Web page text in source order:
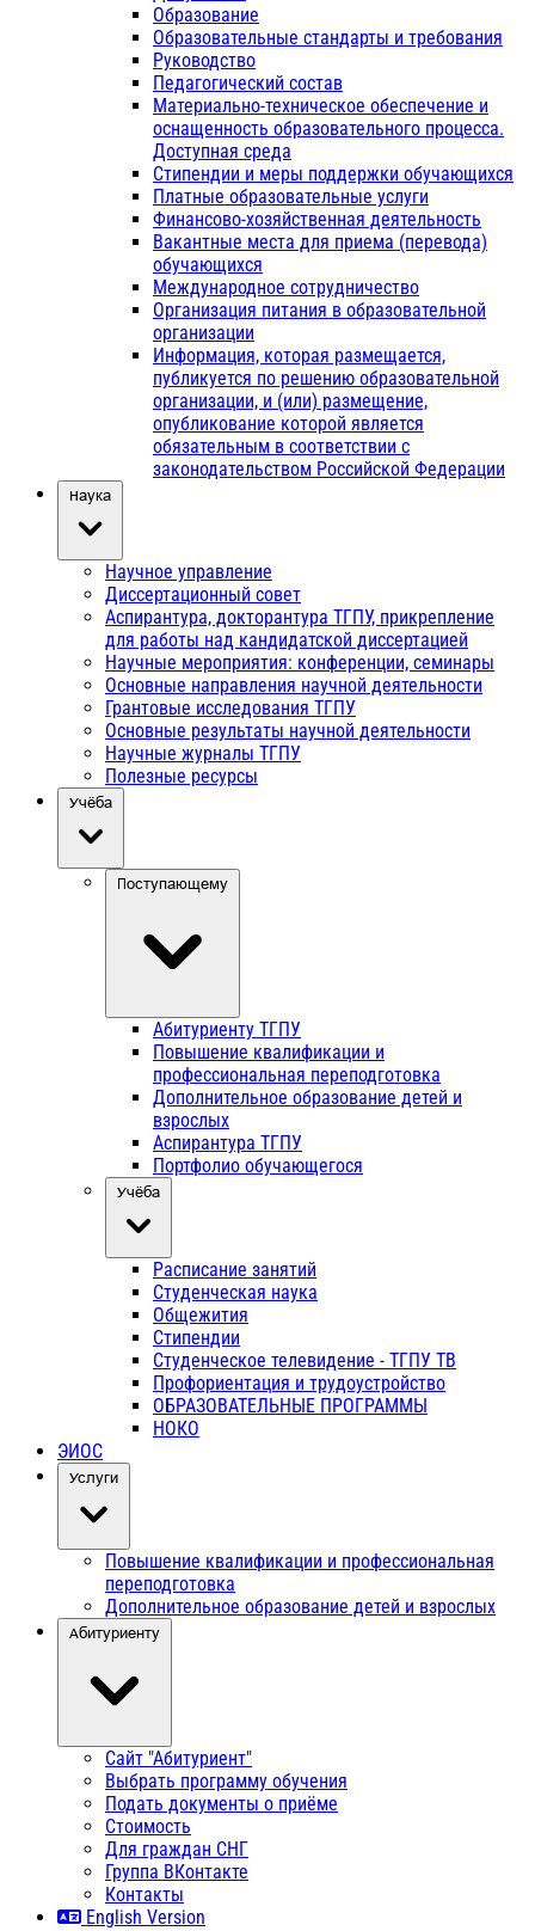
Образование
Образовательные стандарты и требования
Руководство
Педагогический состав
Материально-техническое обеспечение и
оснащенность образовательного процесса.
Доступная среда
Стипендии и меры поддержки обучающихся
Платные образовательные услуги
Финансово-хозяйственная деятельность
Вакантные места для приема (перевода)
обучающихся
Международное сотрудничество
Организация питания в образовательной
организации
Информация, которая размещается,
публикуется по решению образовательной
организации, и (или) размещение,
опубликование которой является
обязательным в соответствии с
законодательством Российской Федерации
Наука
Научное управление
Диссертационный совет
Аспирантура, докторантура ТГПУ, прикрепление
для работы над кандидатской диссертацией
Научные мероприятия: конференции, семинары
Основные направления научной деятельности
Грантовые исследования ТГПУ
Основные результаты научной деятельности
Научные журналы ТГПУ
Полезные ресурсы
Учёба
Поступающему
Абитуриенту ТГПУ
Повышение квалификации и
профессиональная переподготовка
Дополнительное образование детей и
взрослых
Аспирантура ТГПУ
Портфолио обучающегося
Учёба
Расписание занятий
Студенческая наука
Общежития
Стипендии
Студенческое телевидение - ТГПУ ТВ
Профориентация и трудоустройство
ОБРАЗОВАТЕЛЬНЫЕ ПРОГРАММЫ
НОКО
ЭИОС
Услуги
Повышение квалификации и профессиональная
переподготовка
Дополнительное образование детей и взрослых
Абитуриенту
Сайт "Абитуриент"
Выбрать программу обучения
Подать документы о приёме
Стоимость
Для граждан СНГ
Группа ВКонтакте
Контакты
English Version